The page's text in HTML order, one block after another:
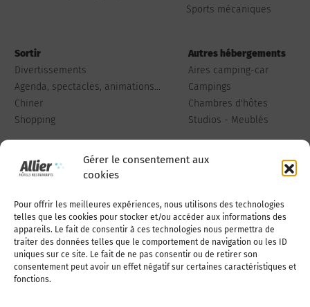
Gérer le consentement aux
cookies
Pour offrir les meilleures expériences, nous utilisons des technologies
telles que les cookies pour stocker et/ou accéder aux informations des
appareils. Le fait de consentir à ces technologies nous permettra de
traiter des données telles que le comportement de navigation ou les ID
uniques sur ce site. Le fait de ne pas consentir ou de retirer son
consentement peut avoir un effet négatif sur certaines caractéristiques et
fonctions.
Sports mécaniques
Sortir
Divertissements
Agenda, spectacles, animations...
Chiner
Shopping
Autres hébergements
Aires camping-car
Campings
Chambres d'hôtes
Studios - Meublés
Qui sommes-nous Publiez votre annonce
Adhérer à l’association Nous contacter